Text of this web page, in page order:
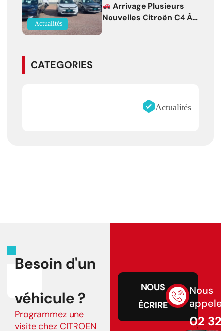
Actualités
Arrivage Plusieurs
Nouvelles Citroën C4 À
CATEGORIES
Actualités
Besoin d'un
véhicule ?
Programmez une
visite chez CITROEN
NOUS
ÉCRIRE
Nous
02 32